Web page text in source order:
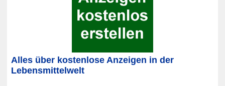
Alles über kostenlose Anzeigen in der
Lebensmittelwelt